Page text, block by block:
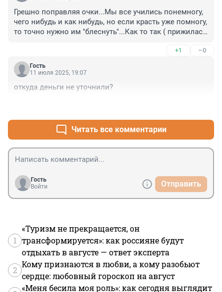
Грешно поправляя очки...Мы все учились понемногу,
чего нибудь и как нибудь, но если красть уже помногу,
то точно нужно им "блеснуть"...Как то так ( прижилась
+1 –0
Гость
11 июля 2025, 19:07
откуда деньги не уточнили?
Читать все комментарии
Гость
Войти
Отправить
1
«Туризм не прекращается, он
трансформируется»: как россияне будут
отдыхать в августе — ответ эксперта
2
Кому признаются в любви, а кому разобьют
сердце: любовный гороскоп на август
«Меня бесила моя роль»: как сегодня выглядит